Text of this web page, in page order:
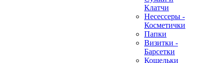
Клатчи
Несессеры -
Косметички
Папки
Визитки -
Барсетки
Кошельки